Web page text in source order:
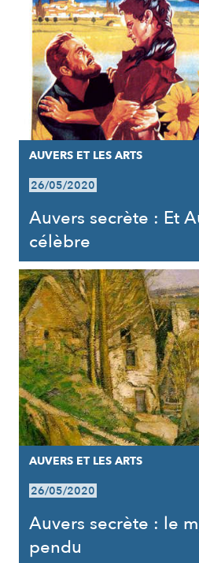
AUVERS ET LES ARTS
26/05/2020
Auvers secrète : Et
célèbre
AUVERS ET LES ARTS
26/05/2020
Auvers secrète : le
pendu